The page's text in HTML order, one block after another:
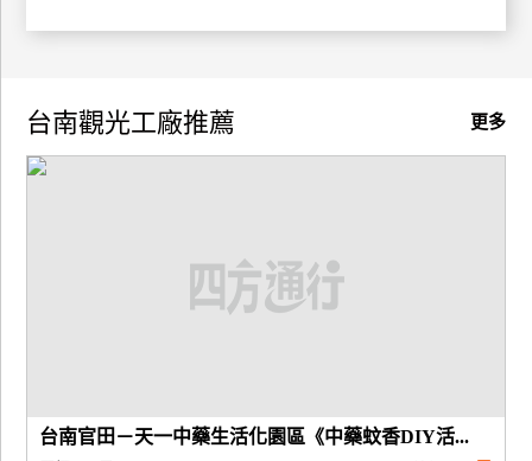
廠
合
更多
台南觀光工廠推薦
台南官田－天一中藥生活化園區《中藥蚊香DIY活...